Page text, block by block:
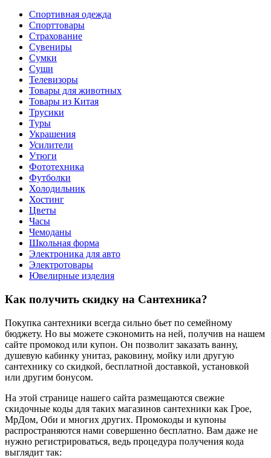
Спортивная одежда
Спорттовары
Страхование
Сувениры
Сумки
Суши
Телевизоры
Товары для животных
Товары из Китая
Трусики
Туры
Украшения
Усилители
Утюги
Фототехника
Футболки
Холодильник
Хостинг
Цветы
Часы
Чемоданы
Школьная форма
Электроника для авто
Электротовары
Ювелирные изделия
Как получить скидку на Сантехника?
Покупка сантехники всегда сильно бьет по семейному
бюджету. Но вы можете сэкономить на ней, получив на нашем
сайте промокод или купон. Он позволит заказать ванну,
душевую кабинку унитаз, раковину, мойку или другую
сантехнику со скидкой, бесплатной доставкой, установкой
или другим бонусом.
На этой странице нашего сайта размещаются свежие
скидочные коды для таких магазинов сантехники как Грое,
МрДом, Оби и многих других. Промокоды и купоны
распространяются нами совершенно бесплатно. Вам даже не
нужно регистрироваться, ведь процедура получения кода
выглядит так: